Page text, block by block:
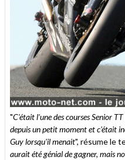
"C'était l'une des courses Senior
depuis un petit moment et c'était
Guy lorsqu'il menait", résume le
aurait été génial de gagner, mais